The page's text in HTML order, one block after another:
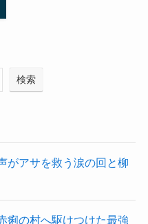
検索
がアサを救う涙の回と柳
痢の村へ駆けつけた最強